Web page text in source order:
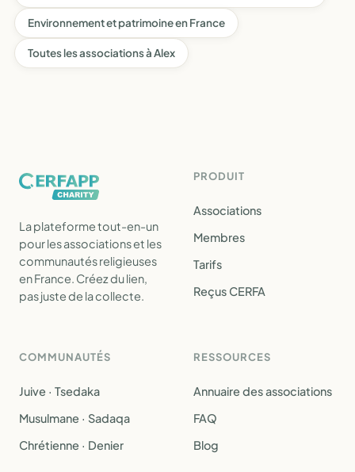
Environnement et patrimoine en France
Toutes les associations à Alex
La plateforme tout-en-un
pour les associations et les
communautés religieuses
en France. Créez du lien,
pas juste de la collecte.
PRODUIT
Associations
Membres
Tarifs
Reçus CERFA
COMMUNAUTÉS
Juive · Tsedaka
Musulmane · Sadaqa
Chrétienne · Denier
RESSOURCES
Annuaire des associations
FAQ
Blog